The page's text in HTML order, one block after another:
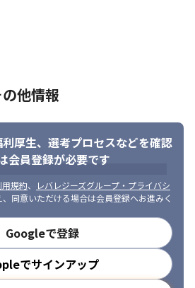
他情報
厚生、 選考プロセスなどを確認
会員登録が必要です
用規約、
レバレジーズグループ・プライバシ
同意いただける場合は会員登録へお進みく
Googleで登録
でサインアップ